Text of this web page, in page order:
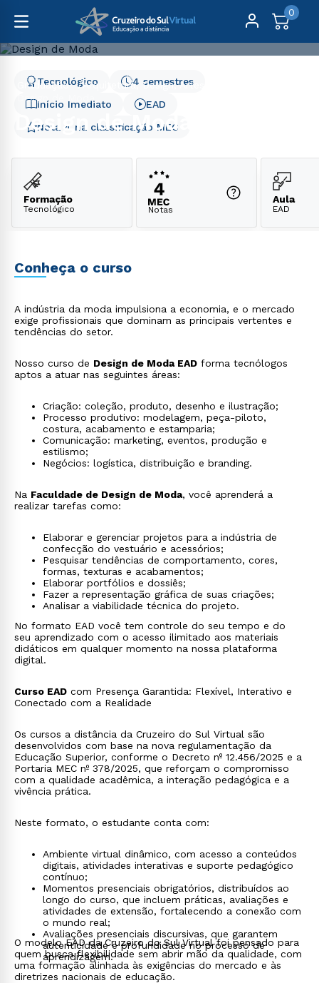
0
Graduação
Arquitetura, Design, Artes e Moda
Design de Moda
Design de Moda
Início Imediato
Nota 4 na classificação MEC
4 semestres
Tecnológico
EAD
Formação
Tecnológico Notas
Aula
EAD
Conheça o curso
A indústria da moda impulsiona a economia, e o mercado
exige profissionais que dominam as principais vertentes e
tendências do setor.
Nosso curso de Design de Moda EAD forma tecnólogos
aptos a atuar nas seguintes áreas:
Criação: coleção, produto, desenho e ilustração;
Processo produtivo: modelagem, peça-piloto,
costura, acabamento e estamparia;
Comunicação: marketing, eventos, produção e
estilismo;
Negócios: logística, distribuição e branding.
Na Faculdade de Design de Moda, você aprenderá a
realizar tarefas como:
Elaborar e gerenciar projetos para a indústria de
confecção do vestuário e acessórios;
Pesquisar tendências de comportamento, cores,
formas, texturas e acabamentos;
Elaborar portfólios e dossiês;
Fazer a representação gráfica de suas criações;
Analisar a viabilidade técnica do projeto.
No formato EAD você tem controle do seu tempo e do
seu aprendizado com o acesso ilimitado aos materiais
didáticos em qualquer momento na nossa plataforma
digital.
Curso EAD com Presença Garantida: Flexível, Interativo e
Conectado com a Realidade
Os cursos a distância da Cruzeiro do Sul Virtual são
desenvolvidos com base na nova regulamentação da
Educação Superior, conforme o Decreto nº 12.456/2025 e a
Portaria MEC nº 378/2025, que reforçam o compromisso
com a qualidade acadêmica, a interação pedagógica e a
vivência prática.
Neste formato, o estudante conta com:
Ambiente virtual dinâmico, com acesso a conteúdos
digitais, atividades interativas e suporte pedagógico
contínuo;
Momentos presenciais obrigatórios, distribuídos ao
longo do curso, que incluem práticas, avaliações e
atividades de extensão, fortalecendo a conexão com
o mundo real;
Avaliações presenciais discursivas, que garantem
autenticidade e profundidade no processo de
aprendizagem.
O modelo EAD da Cruzeiro do Sul Virtual foi pensado para
quem busca flexibilidade sem abrir mão da qualidade, com
uma formação alinhada às exigências do mercado e às
diretrizes nacionais de educação.